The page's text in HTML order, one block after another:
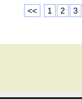
<< 1 2 3